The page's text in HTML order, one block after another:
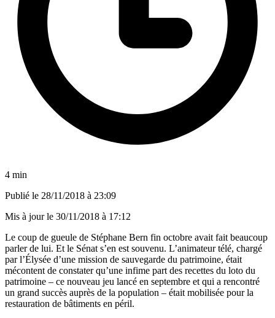
4 min
Publié le 28/11/2018 à 23:09
Mis à jour le 30/11/2018 à 17:12
Le coup de gueule de Stéphane Bern fin octobre avait fait beaucoup
parler de lui. Et le Sénat s’en est souvenu. L’animateur télé, chargé
par l’Élysée d’une mission de sauvegarde du patrimoine, était
mécontent de constater qu’une infime part des recettes du loto du
patrimoine – ce nouveau jeu lancé en septembre et qui a rencontré
un grand succès auprès de la population – était mobilisée pour la
restauration de bâtiments en péril.